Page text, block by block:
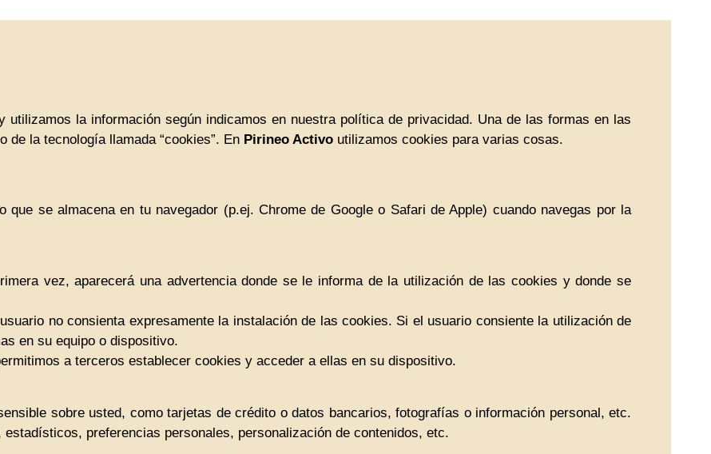
utilizamos la información según indicamos en nuestra política de privacidad. Una de las formas en las
la tecnología llamada “cookies”. En Pirineo Activo utilizamos cookies para varias cosas.
que se almacena en tu navegador (p.ej. Chrome de Google o Safari de Apple) cuando navegas por la
vez, aparecerá una advertencia donde se le informa de la utilización de las cookies y donde se
no consienta expresamente la instalación de las cookies. Si el usuario consiente la utilización de
en su equipo o dispositivo.
a terceros establecer cookies y acceder a ellas en su dispositivo.
sobre usted, como tarjetas de crédito o datos bancarios, fotografías o información personal, etc.
preferencias personales, personalización de contenidos, etc.